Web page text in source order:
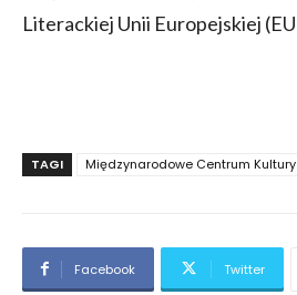
Literackiej Unii Europejskiej
TAGI Międzynarodowe Centrum Kultury
Facebook Twitter